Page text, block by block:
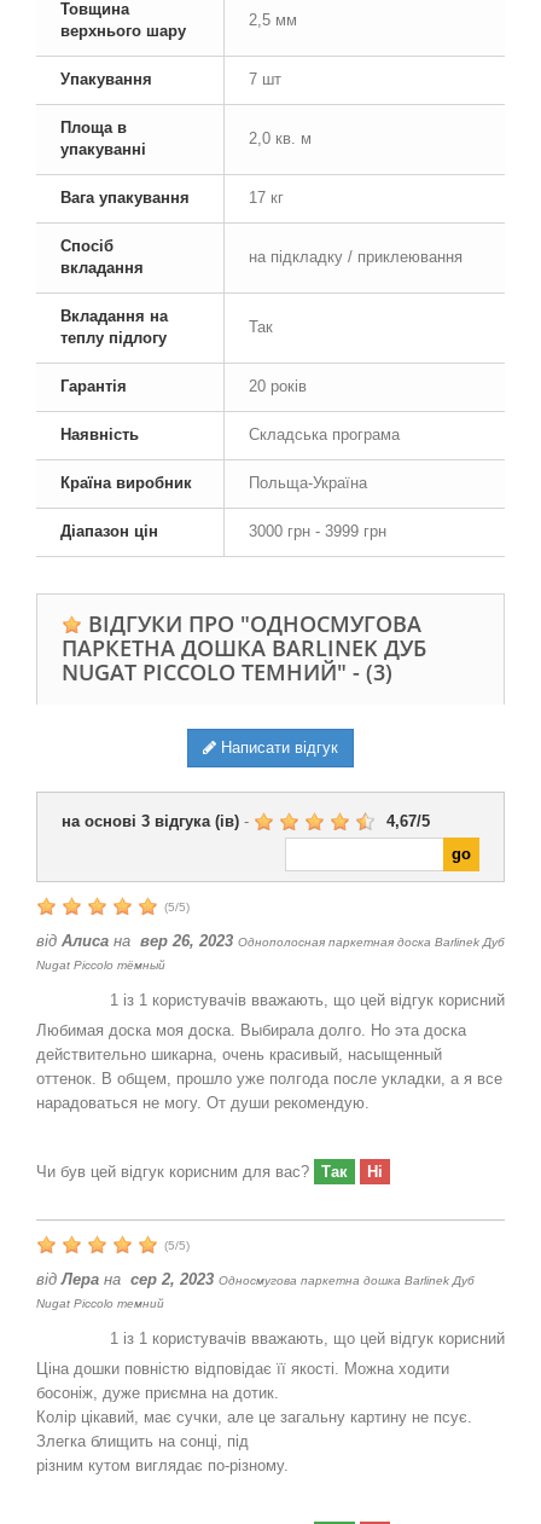
Товщина
верхнього шару
2,5 мм
Упакування 7 шт
Площа в
упакуванні
2,0 кв. м
Вага упакування 17 кг
Спосіб
вкладання
на підкладку / приклеювання
Вкладання на
теплу підлогу
Так
Гарантія 20 років
Наявність Складська програма
Країна виробник Польща-Україна
Діапазон цін 3000 грн - 3999 грн
ВІДГУКИ ПРО "ОДНОСМУГОВА
ПАРКЕТНА ДОШКА BARLINEK ДУБ
NUGAT PICCOLO ТЕМНИЙ" - (3)
Написати відгук
на основі 3 відгука (ів) - 4,67/5
(5/5)
від Алиса на вер 26, 2023 Однополосная паркетная доска Barlinek Дуб
Nugat Piccolo тёмный
1 із 1 користувачів вважають, що цей відгук корисний
Любимая доска моя доска. Выбирала долго. Но эта доска
действительно шикарна, очень красивый, насыщенный
оттенок. В общем, прошло уже полгода после укладки, а я все
нарадоваться не могу. От души рекомендую.
Чи був цей відгук корисним для вас? Так Ні
(5/5)
відЛера на сер 2, 2023 Односмугова паркетна дошка Barlinek Дуб
Nugat Piccolo темний
1 із 1 користувачів вважають, що цей відгук корисний
Ціна дошки повністю відповідає її якості. Можна ходити
босоніж, дуже приємна на дотик.
Колір цікавий, має сучки, але це загальну картину не псує.
Злегка блищить на сонці, під
різним кутом виглядає по-різному.